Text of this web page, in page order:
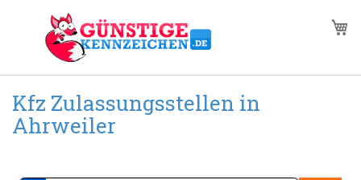
springen
Kfz Zulassungsstellen in
Ahrweiler